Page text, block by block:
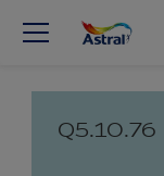
Q5.10.76